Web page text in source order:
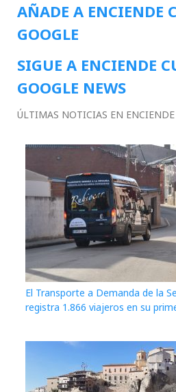
AÑADE A ENCIENDE
GOOGLE
SIGUE A ENCIENDE
GOOGLE NEWS
ÚLTIMAS NOTICIAS EN ENCIENDE
El Transporte a Demanda de la
registra 1.866 viajeros en su